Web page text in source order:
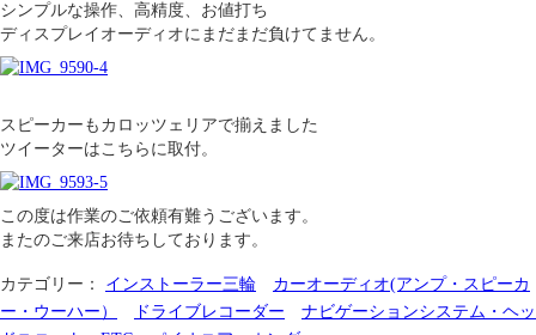
シンプルな操作、高精度、お値打ち
ディスプレイオーディオにまだまだ負けてません。
スピーカーもカロッツェリアで揃えました
ツイーターはこちらに取付。
この度は作業のご依頼有難うございます。
またのご来店お待ちしております。
カテゴリー： インストーラー三輪
カーオーディオ(アンプ・スピーカ
ー・ウーハー）
ドライブレコーダー
ナビゲーションシステム・ヘッ